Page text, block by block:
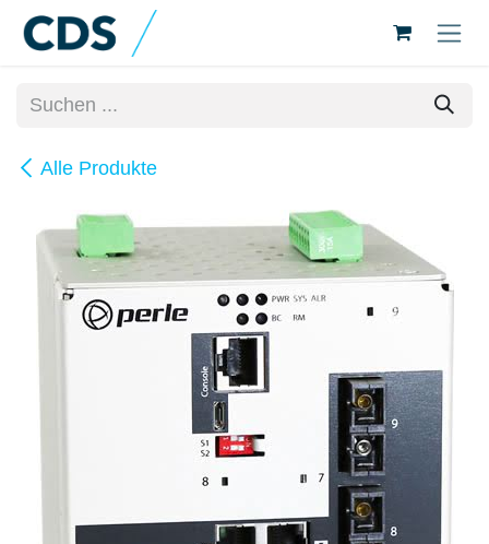
Zum Inhalt springen
Alle Produkte